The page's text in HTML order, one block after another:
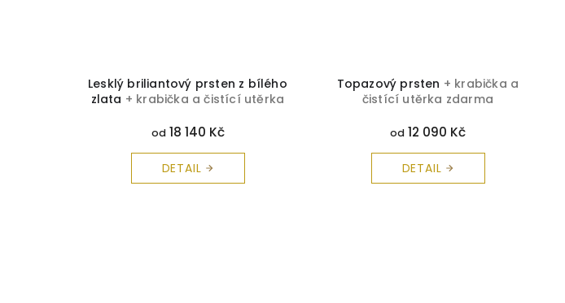
Lesklý briliantový prsten z bílého
zlata + krabička a čistící utěrka
od18 140 Kč
DETAIL
Topazový prsten + krabička a
čistící utěrka zdarma
od 12 090 Kč
DETAIL